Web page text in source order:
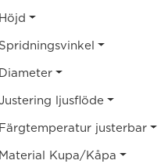
Höjd
Spridningsvinkel
Diameter
ljusflöde
Färgtemperatur justerbar
Material Kupa/Kåpa